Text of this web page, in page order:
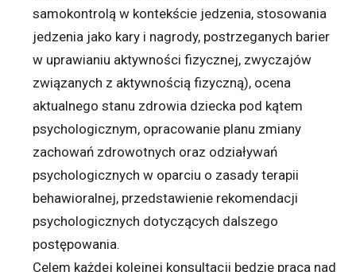
samokontrolą w kontekście jedzenia, stosowania
jedzenia jako kary i nagrody, postrzeganych barier
w uprawianiu aktywności fizycznej, zwyczajów
związanych z aktywnością fizyczną), ocena
aktualnego stanu zdrowia dziecka pod kątem
psychologicznym, opracowanie planu zmiany
zachowań zdrowotnych oraz odziaływań
psychologicznych w oparciu o zasady terapii
behawioralnej, przedstawienie rekomendacji
psychologicznych dotyczących dalszego
postępowania.
Celem każdej kolejnej konsultacji będzie praca nad